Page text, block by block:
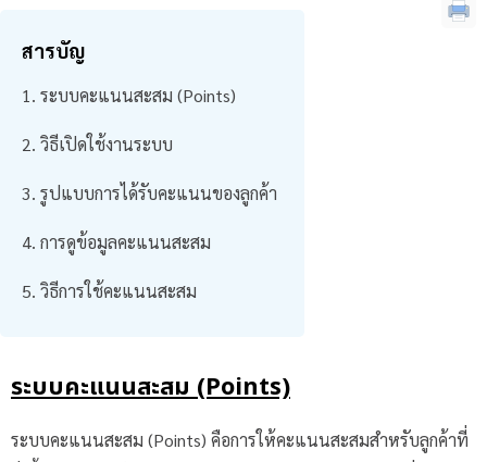
สารบัญ
ระบบคะแนนสะสม (Points)
วิธีเปิดใช้งานระบบ
รูปแบบการได้รับคะแนนของลูกค้า
การดูข้อมูลคะแนนสะสม
วิธีการใช้คะแนนสะสม
ระบบคะแนนสะสม (Points)
ระบบคะแนนสะสม (Points) คือการให้คะแนนสะสมสำหรับลูกค้าที่